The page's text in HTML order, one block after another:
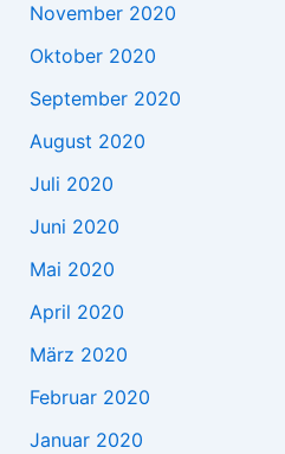
November 2020
Oktober 2020
September 2020
August 2020
Juli 2020
Juni 2020
Mai 2020
April 2020
März 2020
Februar 2020
Januar 2020